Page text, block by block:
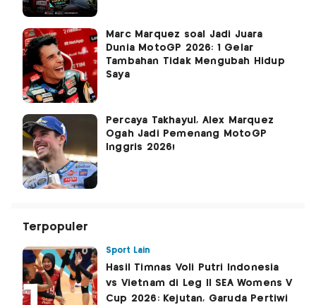
Marc Marquez soal Jadi Juara
Dunia MotoGP 2026: 1 Gelar
Tambahan Tidak Mengubah Hidup
Saya
Percaya Takhayul, Alex Marquez
Ogah Jadi Pemenang MotoGP
Inggris 2026!
Terpopuler
Sport Lain
Hasil Timnas Voli Putri Indonesia
vs Vietnam di Leg II SEA Womens V
Cup 2026: Kejutan, Garuda Pertiwi